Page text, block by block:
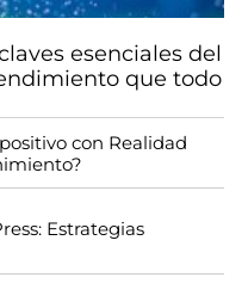
esenciales del
que todo
con Realidad
Estrategias